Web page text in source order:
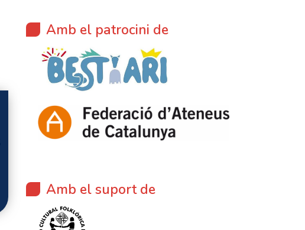
Amb el patrocini de
Amb el suport de